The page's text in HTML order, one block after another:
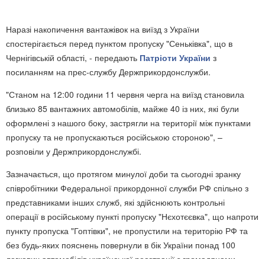
Наразі накопичення вантажівок на виїзд з України
спостерігається перед пунктом пропуску "Сеньківка", що в
Чернігівській області, - передають Патріоти України з
посиланням на прес-службу Держприкордонслужби.
"Станом на 12:00 години 11 червня черга на виїзд становила
близько 85 вантажних автомобілів, майже 40 із них, які були
оформлені з нашого боку, застрягли на території між пунктами
пропуску та не пропускаються російською стороною", –
розповіли у Держприкордонслужбі.
Зазначається, що протягом минулої доби та сьогодні зранку
співробітники Федеральної прикордонної служби РФ спільно з
представниками інших служб, які здійснюють контрольні
операції в російському пункті пропуску "Нєхотєєвка", що напроти
пункту пропуска "Гоптівки", не пропустили на територію РФ та
без будь-яких пояснень повернули в бік України понад 100